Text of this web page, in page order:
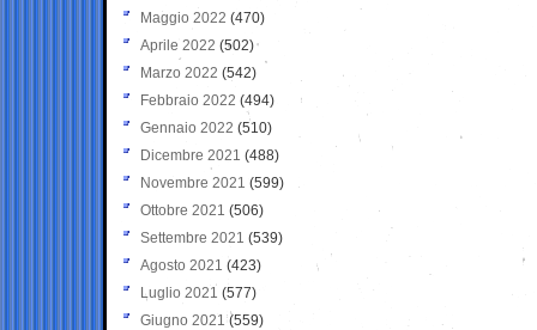
Maggio 2022 (470)
Aprile 2022 (502)
Marzo 2022 (542)
Febbraio 2022 (494)
Gennaio 2022 (510)
Dicembre 2021 (488)
Novembre 2021 (599)
Ottobre 2021 (506)
Settembre 2021 (539)
Agosto 2021 (423)
Luglio 2021 (577)
Giugno 2021(559)